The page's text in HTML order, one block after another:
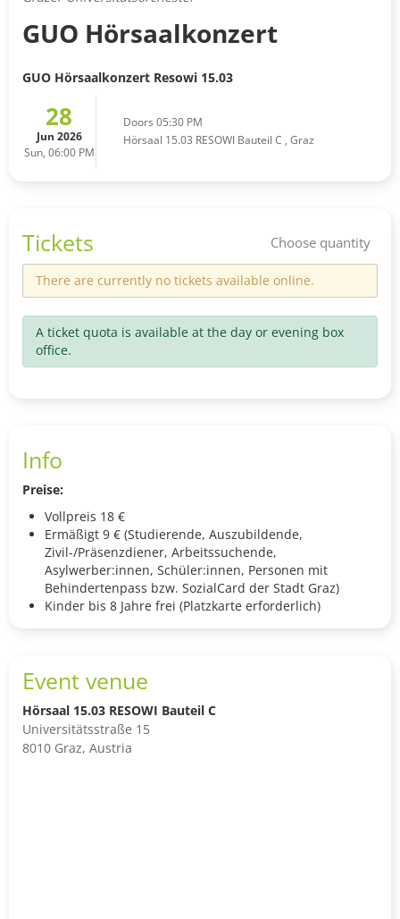
GUO Hörsaalkonzert
GUO Hörsaalkonzert Resowi 15.03
28
Jun 2026
Sun, 06:00 PM
Doors 05:30 PM
Hörsaal 15.03 RESOWI Bauteil C , Graz
Tickets Choose quantity
There are currently no tickets available online.
A ticket quota is available at the day or evening box
office.
Info
Preise:
Vollpreis 18 €
Ermäßigt 9 € (Studierende, Auszubildende,
Zivil-/Präsenzdiener, Arbeitssuchende,
Asylwerber:innen, Schüler:innen, Personen mit
Behindertenpass bzw. SozialCard der Stadt Graz)
Kinder bis 8 Jahre frei (Platzkarte erforderlich)
Event venue
Hörsaal 15.03 RESOWI Bauteil C
Universitätsstraße 15
8010 Graz, Austria